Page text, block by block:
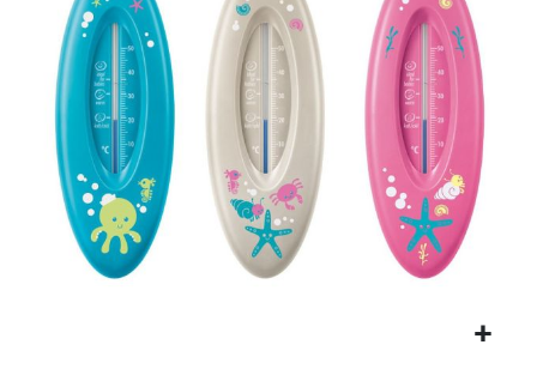
immagini